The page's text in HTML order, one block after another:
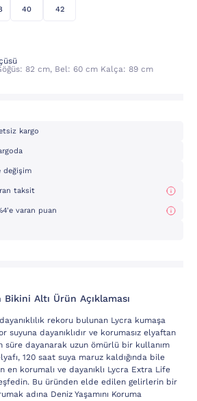
40 42
82 cm, Bel: 60 cm Kalça: 89 cm
kargo
değişim
taksit
varan puan
Altı Ürün Açıklaması
rekoru bulunan Lycra kumaşa
suyuna dayanıklıdır ve korumasız elyaftan
süre dayanarak uzun ömürlü bir kullanım
120 saat suya maruz kaldığında bile
en korumalı ve dayanıklı Lycra Extra Life
Bu üründen elde edilen gelirlerin bir
adına Deniz Yaşamını Koruma